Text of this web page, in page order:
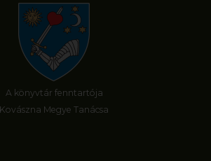
A könyvtár fenntartója
Kovászna Megye Tanácsa